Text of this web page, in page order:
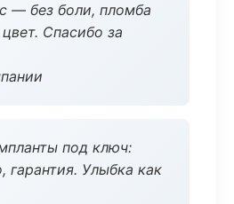
— без боли, пломба
Спасибо за
под ключ:
гарантия. Улыбка как